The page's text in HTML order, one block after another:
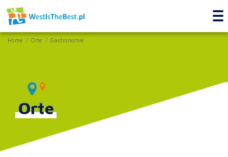
Home Orte Gastronomie
Orte